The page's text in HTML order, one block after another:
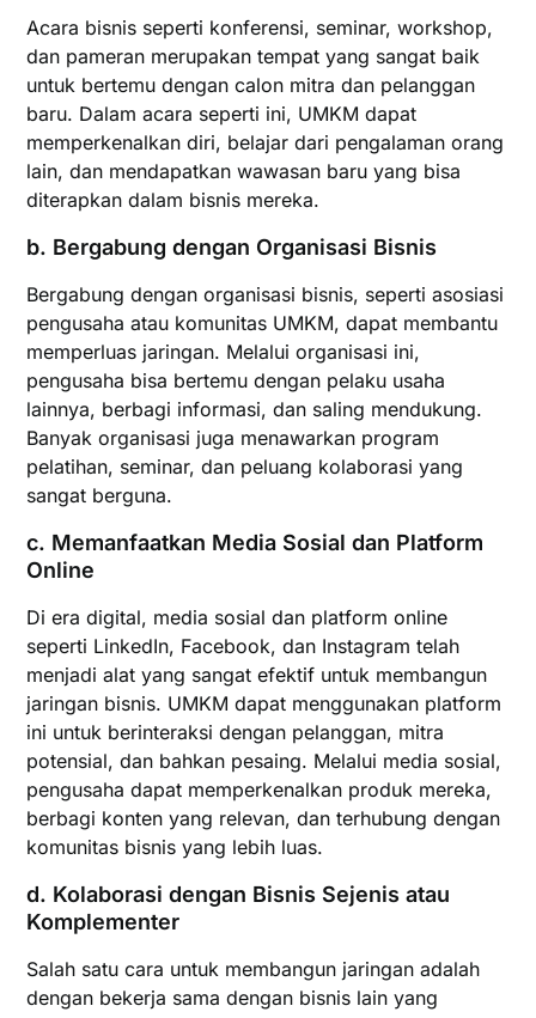
Acara bisnis seperti konferensi, seminar, workshop,
dan pameran merupakan tempat yang sangat baik
untuk bertemu dengan calon mitra dan pelanggan
baru. Dalam acara seperti ini, UMKM dapat
memperkenalkan diri, belajar dari pengalaman orang
lain, dan mendapatkan wawasan baru yang bisa
diterapkan dalam bisnis mereka.
b. Bergabung dengan Organisasi Bisnis
Bergabung dengan organisasi bisnis, seperti asosiasi
pengusaha atau komunitas UMKM, dapat membantu
memperluas jaringan. Melalui organisasi ini,
pengusaha bisa bertemu dengan pelaku usaha
lainnya, berbagi informasi, dan saling mendukung.
Banyak organisasi juga menawarkan program
pelatihan, seminar, dan peluang kolaborasi yang
sangat berguna.
c. Memanfaatkan Media Sosial dan Platform
Online
Di era digital, media sosial dan platform online
seperti LinkedIn, Facebook, dan Instagram telah
menjadi alat yang sangat efektif untuk membangun
jaringan bisnis. UMKM dapat menggunakan platform
ini untuk berinteraksi dengan pelanggan, mitra
potensial, dan bahkan pesaing. Melalui media sosial,
pengusaha dapat memperkenalkan produk mereka,
berbagi konten yang relevan, dan terhubung dengan
komunitas bisnis yang lebih luas.
d. Kolaborasi dengan Bisnis Sejenis atau
Komplementer
Salah satu cara untuk membangun jaringan adalah
dengan bekerja sama dengan bisnis lain yang